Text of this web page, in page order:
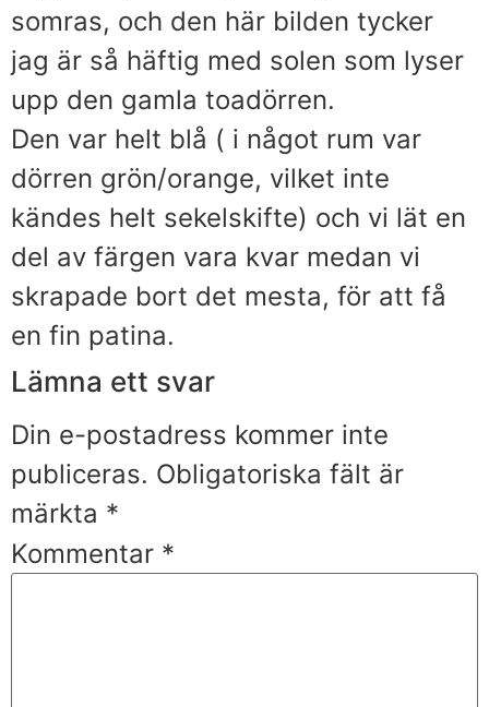
somras, och den här bilden tycker
jag är så häftig med solen som lyser
upp den gamla toadörren.
Den var helt blå ( i något rum var
dörren grön/orange, vilket inte
kändes helt sekelskifte) och vi lät en
del av färgen vara kvar medan vi
skrapade bort det mesta, för att få
en fin patina.
Lämna ett svar
Din e-postadress kommer inte
publiceras. Obligatoriska fält är
märkta *
Kommentar *